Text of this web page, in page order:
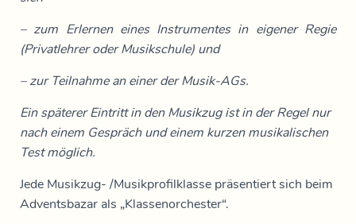
– zum Erlernen eines Instrumentes in eigener Regie
(Privatlehrer oder Musikschule) und
– zur Teilnahme an einer der Musik-AGs.
Ein späterer Eintritt in den Musikzug ist in der Regel nur
nach einem Gespräch und einem kurzen musikalischen
Test möglich.
Jede Musikzug- /Musikprofilklasse präsentiert sich beim
Adventsbazar als „Klassenorchester“.